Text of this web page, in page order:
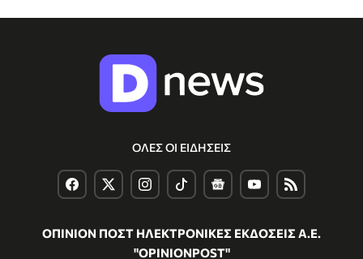
ΟΛΕΣ ΟΙ ΕΙΔΗΣΕΙΣ
ΟΠΙΝΙΟΝ ΠΟΣΤ ΗΛΕΚΤΡΟΝΙΚΕΣ ΕΚΔΟΣΕΙΣ Α.Ε.
"OPINIONPOST"